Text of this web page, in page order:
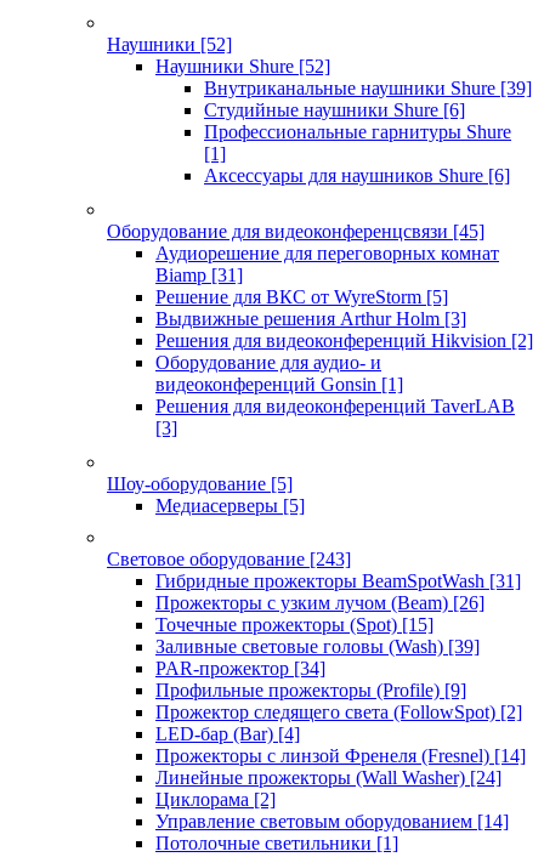
Наушники [52]
Наушники Shure [52]
Внутриканальные наушники Shure [39]
Студийные наушники Shure [6]
Профессиональные гарнитуры Shure
[1]
Аксессуары для наушников Shure [6]
Оборудование для видеоконференцсвязи [45]
Аудиорешение для переговорных комнат
Biamp [31]
Решение для ВКС от WyreStorm [5]
Выдвижные решения Arthur Holm [3]
Решения для видеоконференций Hikvision [2]
Оборудование для аудио- и
видеоконференций Gonsin [1]
Решения для видеоконференций TaverLAB
[3]
Шоу-оборудование [5]
Медиасерверы [5]
Световое оборудование [243]
Гибридные прожекторы BeamSpotWash [31]
Прожекторы с узким лучом (Beam) [26]
Точечные прожекторы (Spot) [15]
Заливные световые головы (Wash) [39]
PAR-прожектор [34]
Профильные прожекторы (Profile) [9]
Прожектор следящего света (FollowSpot) [2]
LED-бар (Bar) [4]
Прожекторы с линзой Френеля (Fresnel) [14]
Линейные прожекторы (Wall Washer) [24]
Циклорама [2]
Управление световым оборудованием [14]
Потолочные светильники [1]